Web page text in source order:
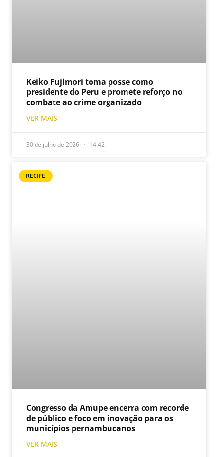
Keiko Fujimori toma posse como
presidente do Peru e promete reforço no
combate ao crime organizado
VER MAIS
30 de julho de 2026 14:42
RECIFE
Congresso da Amupe encerra com recorde
de público e foco em inovação para os
municípios pernambucanos
VER MAIS